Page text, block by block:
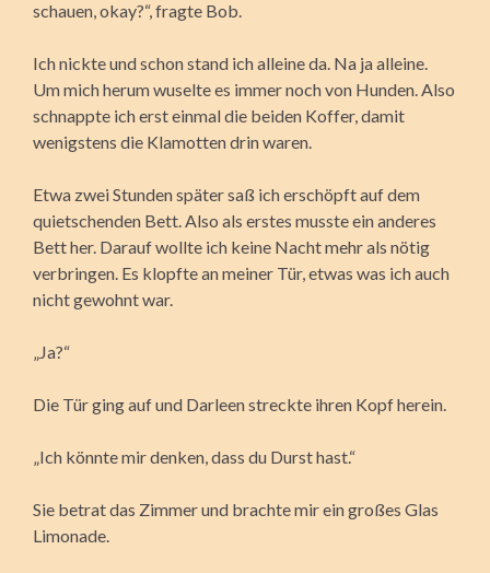
schauen, okay?“, fragte Bob.
Ich nickte und schon stand ich alleine da. Na ja alleine.
Um mich herum wuselte es immer noch von Hunden. Also
schnappte ich erst einmal die beiden Koffer, damit
wenigstens die Klamotten drin waren.
Etwa zwei Stunden später saß ich erschöpft auf dem
quietschenden Bett. Also als erstes musste ein anderes
Bett her. Darauf wollte ich keine Nacht mehr als nötig
verbringen. Es klopfte an meiner Tür, etwas was ich auch
nicht gewohnt war.
„Ja?“
Die Tür ging auf und Darleen streckte ihren Kopf herein.
„Ich könnte mir denken, dass du Durst hast.“
Sie betrat das Zimmer und brachte mir ein großes Glas
Limonade.